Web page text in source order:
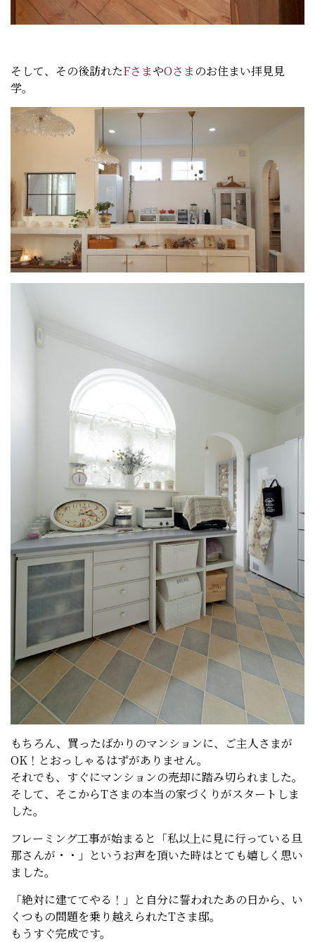
そして、その後訪れたFさまやOさまのお住まい拝見見
学。
もちろん、買ったばかりのマンションに、ご主人さまが
OK！とおっしゃるはずがありません。
それでも、すぐにマンションの売却に踏み切られました。
そして、そこからTさまの本当の家づくりがスタートしま
した。
フレーミング工事が始まると「私以上に見に行っている旦
那さんが・・」というお声を頂いた時はとても嬉しく思い
ました。
「絶対に建ててやる！」と自分に誓われたあの日から、い
くつもの問題を乗り越えられたTさま邸。
もうすぐ完成です。